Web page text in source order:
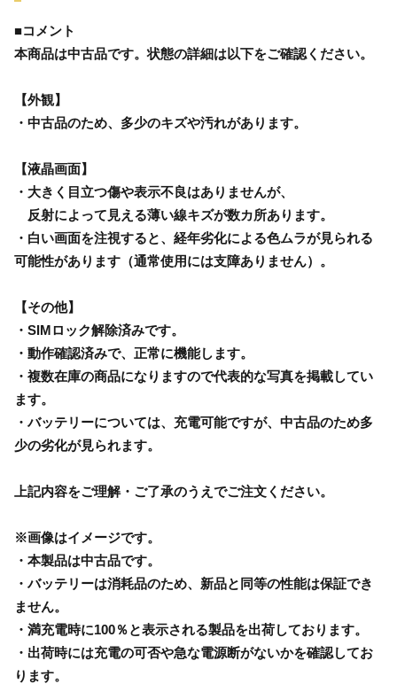
■コメント
本商品は中古品です。状態の詳細は以下をご確認ください。
【外観】
・中古品のため、多少のキズや汚れがあります。
【液晶画面】
・大きく目立つ傷や表示不良はありませんが、
反射によって見える薄い線キズが数カ所あります。
・白い画面を注視すると、経年劣化による色ムラが見られる
可能性があります（通常使用には支障ありません）。
【その他】
・SIMロック解除済みです。
・動作確認済みで、正常に機能します。
・複数在庫の商品になりますので代表的な写真を掲載してい
ます。
・バッテリーについては、充電可能ですが、中古品のため多
少の劣化が見られます。
上記内容をご理解・ご了承のうえでご注文ください。
※画像はイメージです。
・本製品は中古品です。
・バッテリーは消耗品のため、新品と同等の性能は保証でき
ません。
・満充電時に100％と表示される製品を出荷しております。
・出荷時には充電の可否や急な電源断がないかを確認してお
ります。